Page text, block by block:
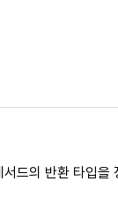
의 반환 타입을